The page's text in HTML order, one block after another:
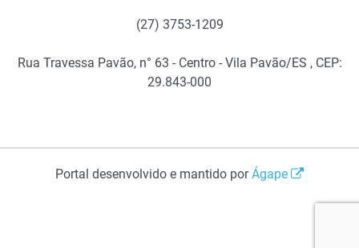
(27) 3753-1209
Rua Travessa Pavão, n° 63 - Centro - Vila Pavão/ES , CEP:
29.843-000
Portal desenvolvido e mantido porÁgape